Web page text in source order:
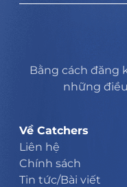
Bằng cách đăng
những
Về Catchers
Liên hệ
Chính sách
Tin tức/Bài viết